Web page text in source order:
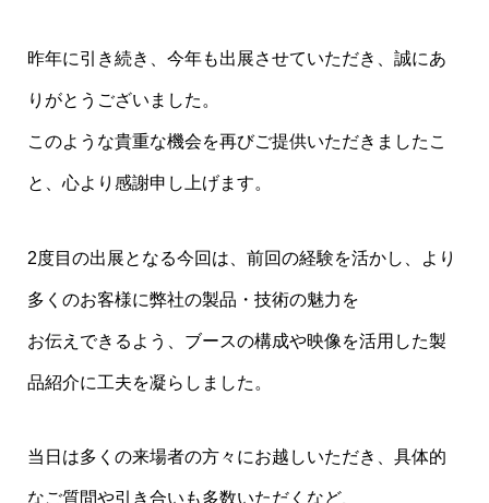
昨年に引き続き、今年も出展させていただき、誠にあ
りがとうございました。
このような貴重な機会を再びご提供いただきましたこ
と、心より感謝申し上げます。
2度目の出展となる今回は、前回の経験を活かし、より
多くのお客様に弊社の製品・技術の魅力を
お伝えできるよう、ブースの構成や映像を活用した製
品紹介に工夫を凝らしました。
当日は多くの来場者の方々にお越しいただき、具体的
なご質問や引き合いも多数いただくなど、